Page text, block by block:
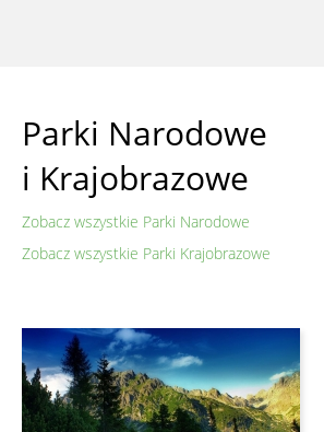
Parki Narodowe
i Krajobrazowe
Zobacz wszystkie Parki Narodowe
Zobacz wszystkie Parki Krajobrazowe